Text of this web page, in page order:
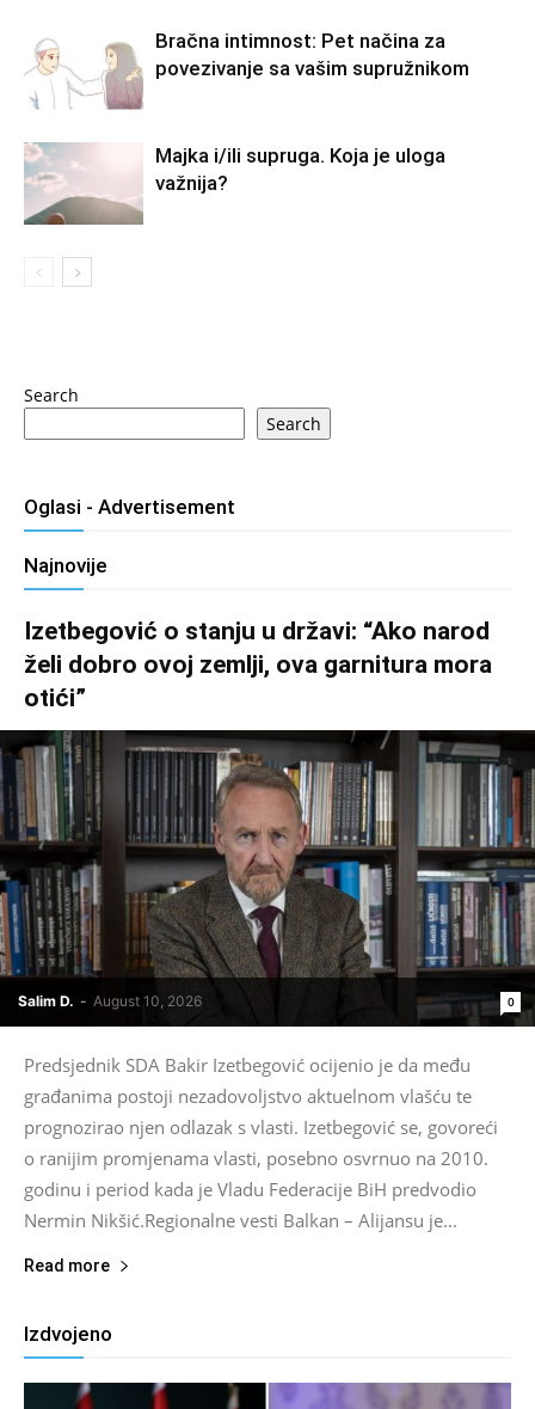
Bračna intimnost: Pet načina za
povezivanje sa vašim supružnikom
Majka i/ili supruga. Koja je uloga
važnija?
Search
Search
Oglasi - Advertisement
Najnovije
Izetbegović o stanju u državi: “Ako narod
želi dobro ovoj zemlji, ova garnitura mora
otići”
Salim D. - August 10, 2026 0
Predsjednik SDA Bakir Izetbegović ocijenio je da među
građanima postoji nezadovoljstvo aktuelnom vlašću te
prognozirao njen odlazak s vlasti. Izetbegović se, govoreći
o ranijim promjenama vlasti, posebno osvrnuo na 2010.
godinu i period kada je Vladu Federacije BiH predvodio
Nermin Nikšić.Regionalne vesti Balkan – Alijansu je...
Read more
Izdvojeno